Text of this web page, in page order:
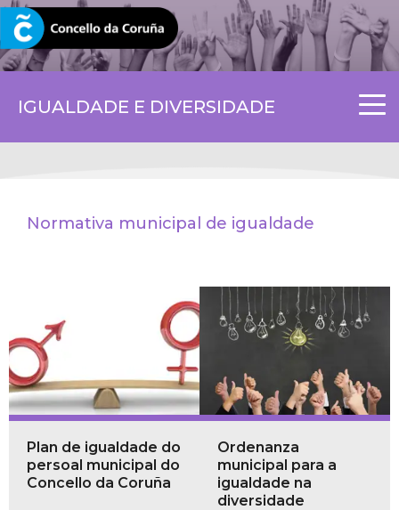
IGUALDADE E DIVERSIDADE
CORUNA.GAL
Normativa municipal de igualdade
Plan de igualdade do
persoal municipal do
Concello da Coruña
Ordenanza
municipal para a
igualdade na
diversidade